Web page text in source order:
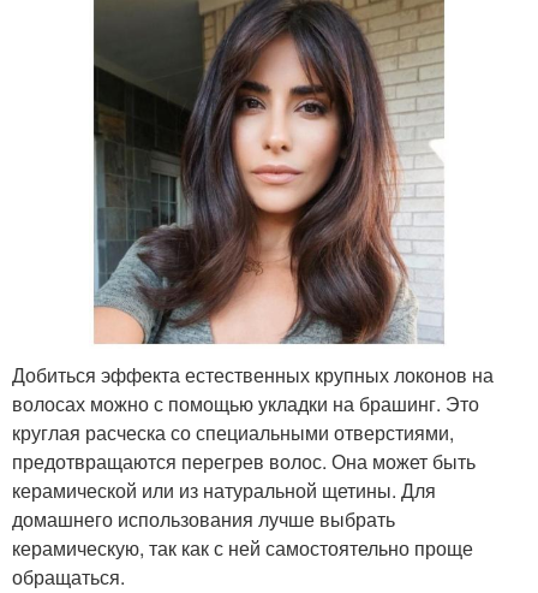
Добиться эффекта естественных крупных локонов на
волосах можно с помощью укладки на брашинг. Это
круглая расческа со специальными отверстиями,
предотвращаются перегрев волос. Она может быть
керамической или из натуральной щетины. Для
домашнего использования лучше выбрать
керамическую, так как с ней самостоятельно проще
обращаться.